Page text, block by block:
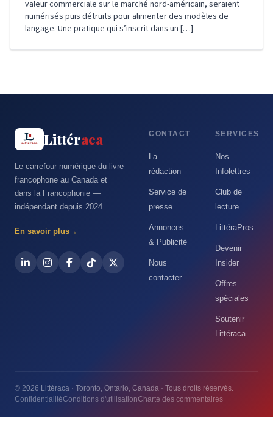
valeur commerciale sur le marché nord-américain, seraient
numérisés puis détruits pour alimenter des modèles de
langage. Une pratique qui s’inscrit dans un […]
Littéraca
Le carrefour numérique du livre
francophone au Canada et
dans la Francophonie —
indépendant depuis 2024.
En savoir plus→
CONTACT
La
rédaction
Service de
presse
Annonces
& Publicité
Nous
contacter
SERVICES
Nos
Infolettres
Club de
lecture
LittéraPros
Devenir
Insider
Offres
spéciales
Soutenir
Littéraca
© 2026 Littéraca · Toronto, Ontario, Canada · Tous droits réservés.
ConfidentialitéConditions d'utilisationCharte des commentaires